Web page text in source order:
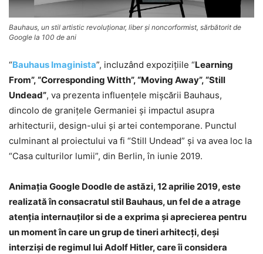
Bauhaus, un stil artistic revoluţionar, liber şi noncorformist, sărbătorit de
Google la 100 de ani
“Bauhaus Imaginista”, incluzând expoziţiile “Learning
From”, “Corresponding Witth”, “Moving Away”, “Still
Undead”, va prezenta influenţele mişcării Bauhaus,
dincolo de graniţele Germaniei şi impactul asupra
arhitecturii, design-ului şi artei contemporane. Punctul
culminant al proiectului va fi “Still Undead” şi va avea loc la
“Casa culturilor lumii”, din Berlin, în iunie 2019.
Animaţia Google Doodle de astăzi, 12 aprilie 2019, este
realizată în consacratul stil Bauhaus, un fel de a atrage
atenţia internauţilor si de a exprima şi aprecierea pentru
un moment în care un grup de tineri arhitecţi, deşi
interzişi de regimul lui Adolf Hitler, care îi considera